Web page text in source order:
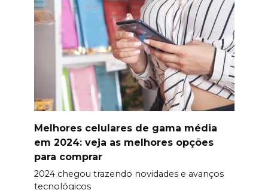
Melhores celulares de gama média
em 2024: veja as melhores opções
para comprar
2024 chegou trazendo novidades e avanços
tecnológicos